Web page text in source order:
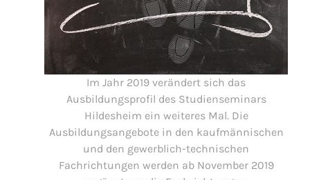
Im Jahr 2019 verändert sich das
Ausbildungsprofil des Studienseminars
Hildesheim ein weiteres Mal. Die
Ausbildungsangebote in den kaufmännischen
und den gewerblich-technischen
Fachrichtungen werden ab November 2019